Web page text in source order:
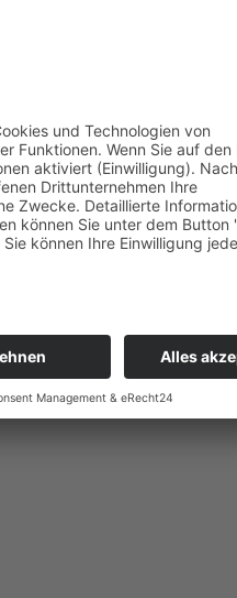
äußerten alle
und neue
nach
Die
Bildung und